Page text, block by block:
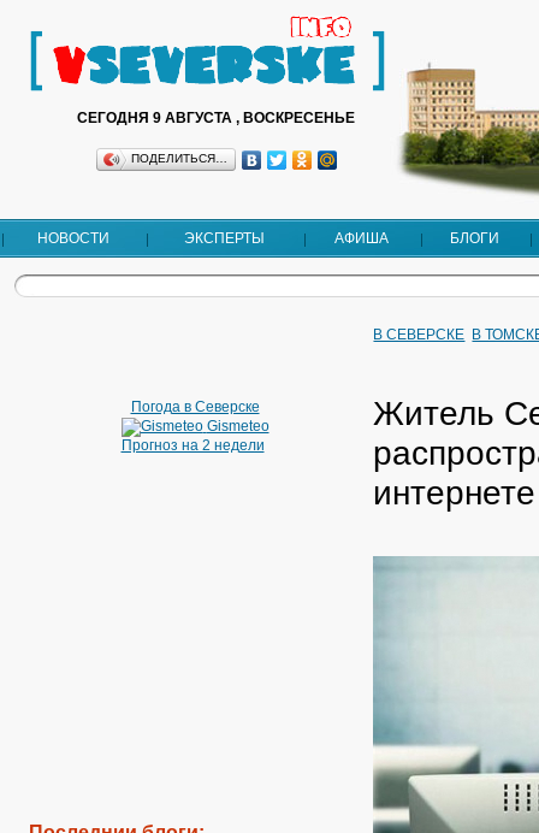
СЕГОДНЯ 9 АВГУСТА , ВОСКРЕСЕНЬЕ
ПОДЕЛИТЬСЯ…
НОВОСТИ ЭКСПЕРТЫ АФИША БЛОГИ
Погода в Северске
Gismeteo
Прогноз на 2 недели
В СЕВЕРСКЕ В
Житель
интернете